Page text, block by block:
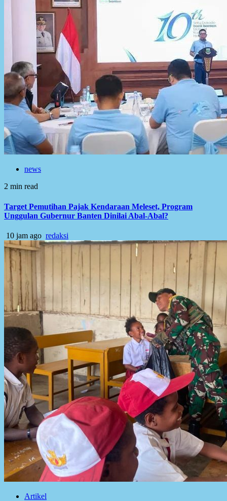
news
2 min read
Target Pemutihan Pajak Kendaraan Meleset, Program
Unggulan Gubernur Banten Dinilai Abal-Abal?
10 jam ago redaksi
Artikel